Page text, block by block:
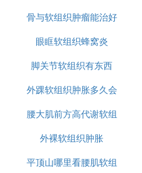
骨与软组织肿瘤能治好
吗
眼眶软组织蜂窝炎
脚关节软组织有东西
外踝软组织肿胀多久会
好
腰大肌前方高代谢软组
织影
外裸软组织肿胀
平顶山哪里看腰肌软组